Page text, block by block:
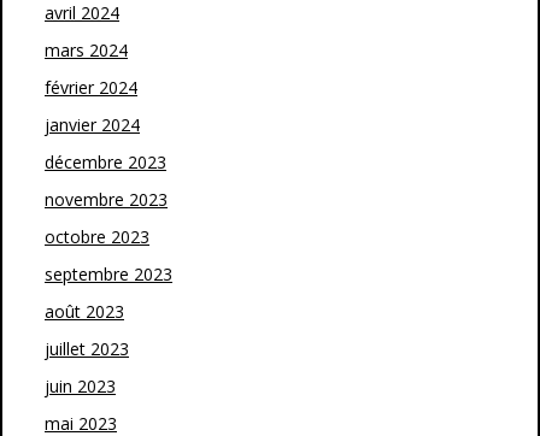
avril 2024
mars 2024
février 2024
janvier 2024
décembre 2023
novembre 2023
octobre 2023
septembre 2023
août 2023
juillet 2023
juin 2023
mai 2023